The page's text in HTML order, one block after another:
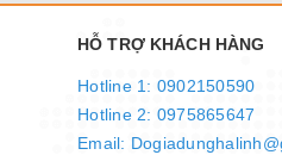
HỖ TRỢ KHÁCH HÀNG
Hotline 1: 0902150590
Hotline 2: 0975865647
Email: